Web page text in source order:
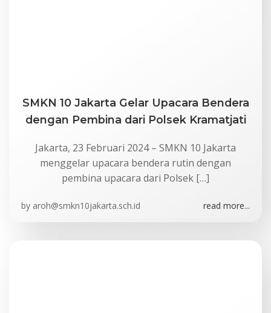
SMKN 10 Jakarta Gelar Upacara Bendera
dengan Pembina dari Polsek Kramatjati
Jakarta, 23 Februari 2024 – SMKN 10 Jakarta
menggelar upacara bendera rutin dengan
pembina upacara dari Polsek […]
by aroh@smkn10jakarta.sch.id read more...